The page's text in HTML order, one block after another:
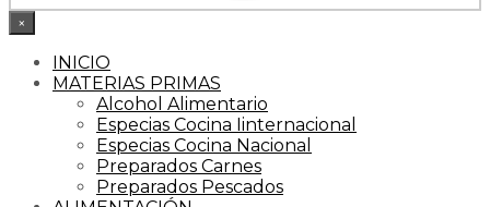
×
INICIO
MATERIAS PRIMAS
Alcohol Alimentario
Especias Cocina Iinternacional
Especias Cocina Nacional
Preparados Carnes
Preparados Pescados